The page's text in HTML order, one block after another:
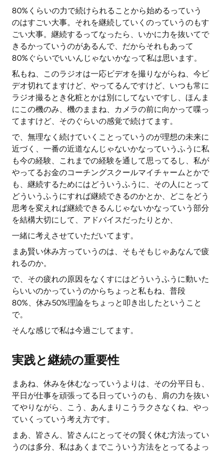
80%くらいの力で続けられることから始めるっていう
のはすごい大事。それを継続していくのっていうのもす
ごい大事。継続するってなったら、いかに力を抜いてで
きるかっていうのがあるんで、だからそれもあって
80%ぐらいでいいんじゃないかなって私は思います。
私もね、このラジオは一応ビデオを撮りながらね、今ビ
デオ切れてますけど、やってるんですけど、いつも常に
ラジオ撮るとき化粧とかは別にしてないですし、ほんま
にこの機のみ、機のままね、カメラの前に向かって喋っ
てますけど、そのぐらいの感覚で続けてます。
で、無理なく続けていくことっていうのが理想の未来に
近づく、一番の近道なんじゃないかなっていうふうに私
も今の経験、これまでの経験を通して思ってるし、私が
やってるお金のコーチングスクールマイチャームとかで
も、継続するためにはどういうふうに、その人にとって
どういうふうにすれば継続できるのかとか、どこをどう
思考を変えれば継続できるんじゃないかなっていう部分
を結構大切にして、アドバイスだったりとか、
一緒に考えさせていただいてます。
まあ賢い休み方っていうのは、そもそもじゃあなんで疲
れるのか。
で、その疲れの原因をなくすにはどういうふうに動いた
らいいのかっていうのからちょっと私もね、普段
80%、休み50%理論をちょっと叩き出したということ
で。
そんな感じで私は今過ごしてます。
実践と継続の重要性
まあね、休みを休むなっていうよりは、その分平日も、
平日が仕事を頑張ってる日っていうのも、肩の力を抜い
てやりながら、こう、あんまりこうラクさなくね、やっ
ていくっていう考え方です。
まあ、皆さん、皆さんにとってその賢く休む方法ってい
うのは多分、私はあくまでこういう方法をとってるよっ